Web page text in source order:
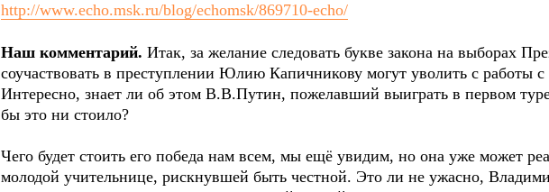
http://www.echo.msk.ru/blog/echomsk/869710-echo/
Наш комментарий. Итак, за желание следовать букве закона на выборах
соучаствовать в преступлении Юлию Капичникову могут уволить с работы
Интересно, знает ли об этом В.В.Путин, пожелавший выиграть в первом
бы это ни стоило?
Чего будет стоить его победа нам всем, мы ещё увидим, но она уже может
молодой учительнице, рискнувшей быть честной. Это ли не ужасно,